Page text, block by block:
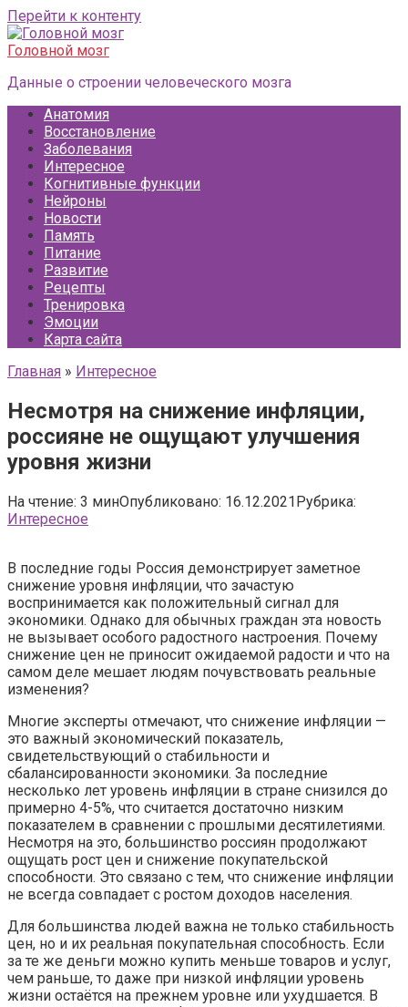
Перейти к контенту
Головной мозг
Данные о строении человеческого мозга
Анатомия
Восстановление
Заболевания
Интересное
Когнитивные функции
Нейроны
Новости
Память
Питание
Развитие
Рецепты
Тренировка
Эмоции
Карта сайта
Главная » Интересное
Несмотря на снижение инфляции,
россияне не ощущают улучшения
уровня жизни
На чтение: 3 минОпубликовано: 16.12.2021Рубрика:
Интересное
В последние годы Россия демонстрирует заметное
снижение уровня инфляции, что зачастую
воспринимается как положительный сигнал для
экономики. Однако для обычных граждан эта новость
не вызывает особого радостного настроения. Почему
снижение цен не приносит ожидаемой радости и что на
самом деле мешает людям почувствовать реальные
изменения?
Многие эксперты отмечают, что снижение инфляции —
это важный экономический показатель,
свидетельствующий о стабильности и
сбалансированности экономики. За последние
несколько лет уровень инфляции в стране снизился до
примерно 4-5%, что считается достаточно низким
показателем в сравнении с прошлыми десятилетиями.
Несмотря на это, большинство россиян продолжают
ощущать рост цен и снижение покупательской
способности. Это связано с тем, что снижение инфляции
не всегда совпадает с ростом доходов населения.
Для большинства людей важна не только стабильность
цен, но и их реальная покупательная способность. Если
за те же деньги можно купить меньше товаров и услуг,
чем раньше, то даже при низкой инфляции уровень
жизни остаётся на прежнем уровне или ухудшается. В